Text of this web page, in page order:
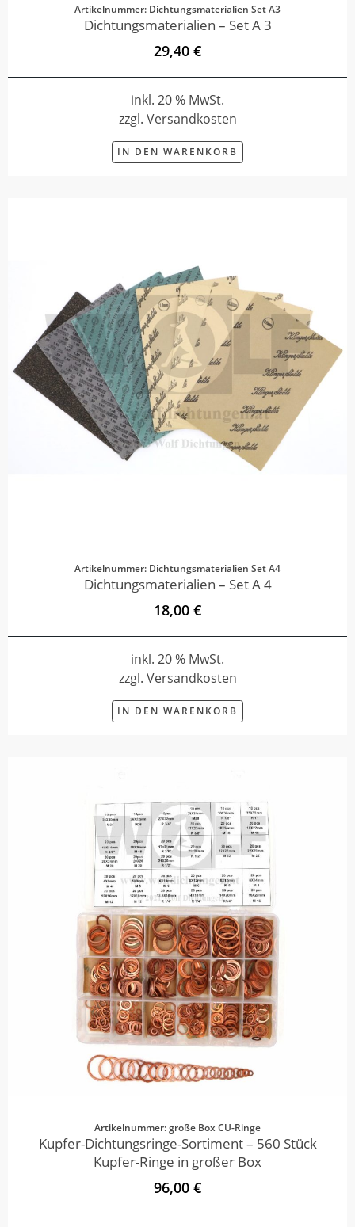
Artikelnummer: Dichtungsmaterialien Set A3
Dichtungsmaterialien – Set A 3
29,40 €
inkl. 20 % MwSt.
zzgl. Versandkosten
IN DEN WARENKORB
Artikelnummer: Dichtungsmaterialien Set A4
Dichtungsmaterialien – Set A 4
18,00 €
inkl. 20 % MwSt.
zzgl. Versandkosten
IN DEN WARENKORB
Artikelnummer: große Box CU-Ringe
Kupfer-Dichtungsringe-Sortiment – 560 Stück
Kupfer-Ringe in großer Box
96,00 €